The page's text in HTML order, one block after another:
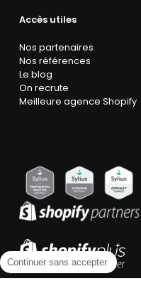
Accès utiles
Nos partenaires
Nos références
Le blog
On recrute
Meilleure agence Shopify
Continuer sans accepter